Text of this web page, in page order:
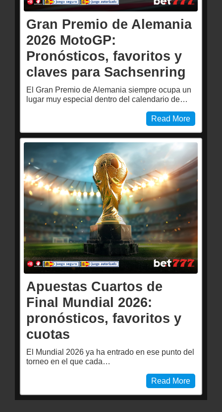
Gran Premio de Alemania
2026 MotoGP:
Pronósticos, favoritos y
claves para Sachsenring
El Gran Premio de Alemania siempre ocupa un
lugar muy especial dentro del calendario de…
Read More
Apuestas Cuartos de
Final Mundial 2026:
pronósticos, favoritos y
cuotas
El Mundial 2026 ya ha entrado en ese punto del
torneo en el que cada…
Read More